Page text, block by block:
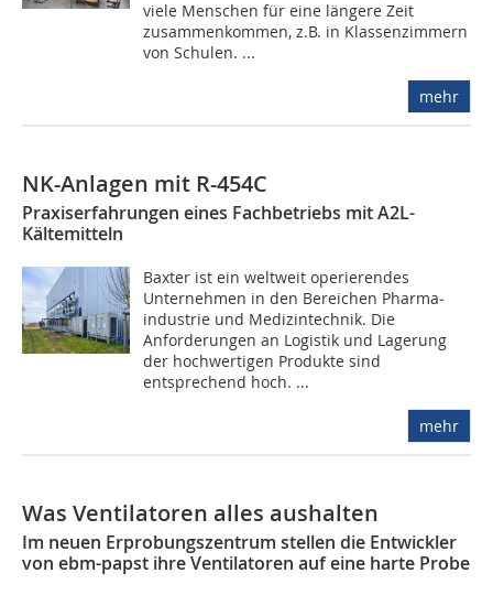
viele Menschen für eine längere Zeit
zusammenkommen, z.B. in Klassenzimmern
von Schulen. ...
mehr
NK-Anlagen mit R-454C
Praxiserfahrungen eines Fachbetriebs mit A2L-
Kältemitteln
Baxter ist ein weltweit operierendes
Unternehmen in den Bereichen Pharma­
industrie und Medizintechnik. Die
Anforderungen an Logistik und Lagerung
der hochwertigen Produkte sind
entsprechend hoch. ...
mehr
Was Ventilatoren alles aushalten
Im neuen Erprobungszentrum stellen die Entwickler
von ebm-papst ihre Ventilatoren auf eine harte Probe